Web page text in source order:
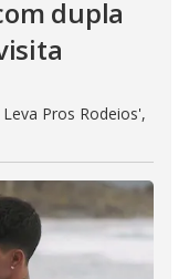
dupla
Pros Rodeios',